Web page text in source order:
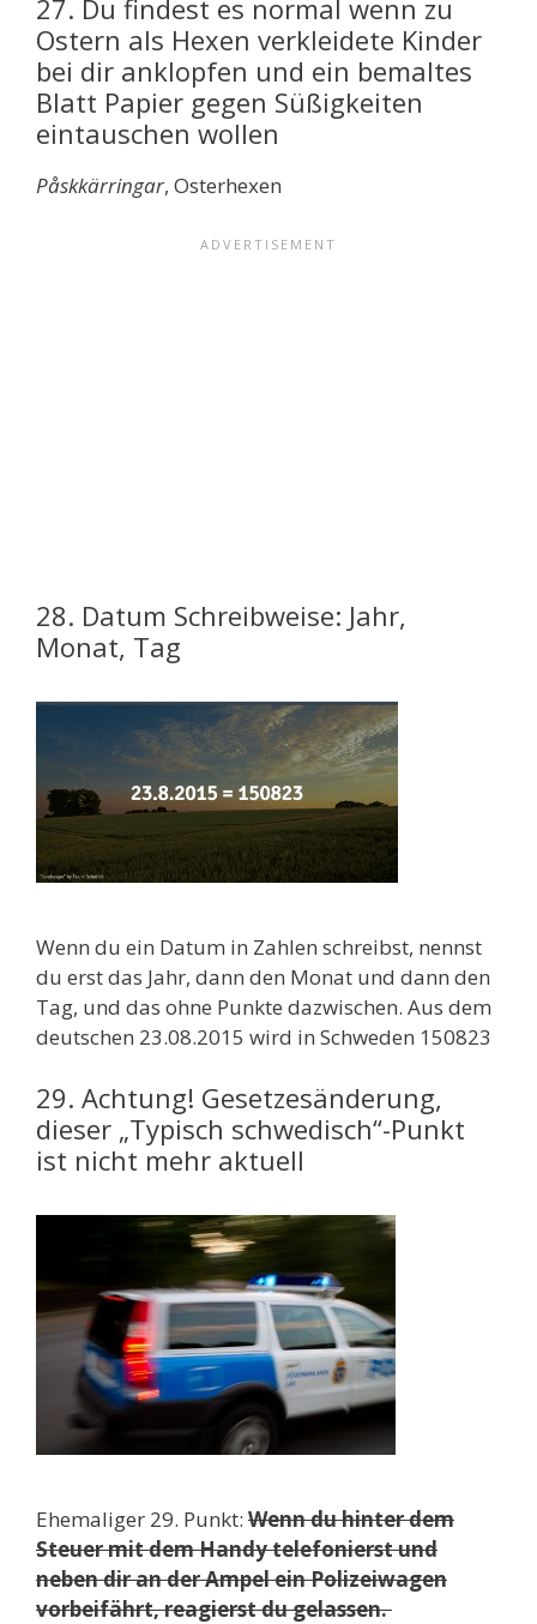
27. Du findest es normal wenn zu
Ostern als Hexen verkleidete Kinder
bei dir anklopfen und ein bemaltes
Blatt Papier gegen Süßigkeiten
eintauschen wollen
Påskkärringar, Osterhexen
28. Datum Schreibweise: Jahr,
Monat, Tag
Wenn du ein Datum in Zahlen schreibst, nennst
du erst das Jahr, dann den Monat und dann den
Tag, und das ohne Punkte dazwischen. Aus dem
deutschen 23.08.2015 wird in Schweden 150823
29. Achtung! Gesetzesänderung,
dieser „Typisch schwedisch“-Punkt
ist nicht mehr aktuell
Ehemaliger 29. Punkt: Wenn du hinter dem
Steuer mit dem Handy telefonierst und
neben dir an der Ampel ein Polizeiwagen
vorbeifährt, reagierst du gelassen.